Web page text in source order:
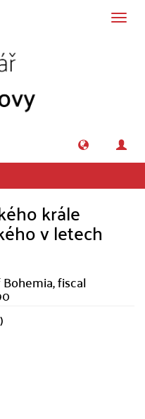
krále
v letech
fiscal
)